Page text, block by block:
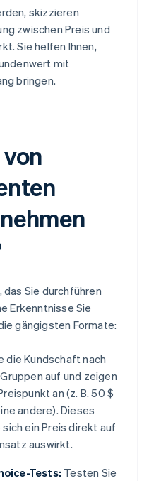
skizzieren
zwischen Preis und
Sie helfen Ihnen,
mit
bringen.
Sie durchführen
Erkenntnisse Sie
gängigsten Formate:
die Kundschaft nach
auf und zeigen
an (z. B. 50 $
andere). Dieses
ein Preis direkt auf
auswirkt.
Tests: Testen Sie